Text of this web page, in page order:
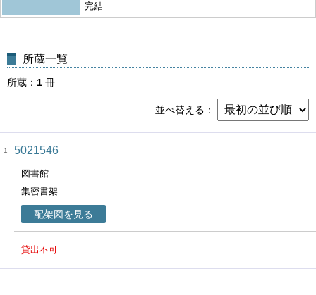
完結
所蔵一覧
所蔵 1 冊
並べ替える
1 5021546
図書館
集密書架
配架図を見る
貸出不可